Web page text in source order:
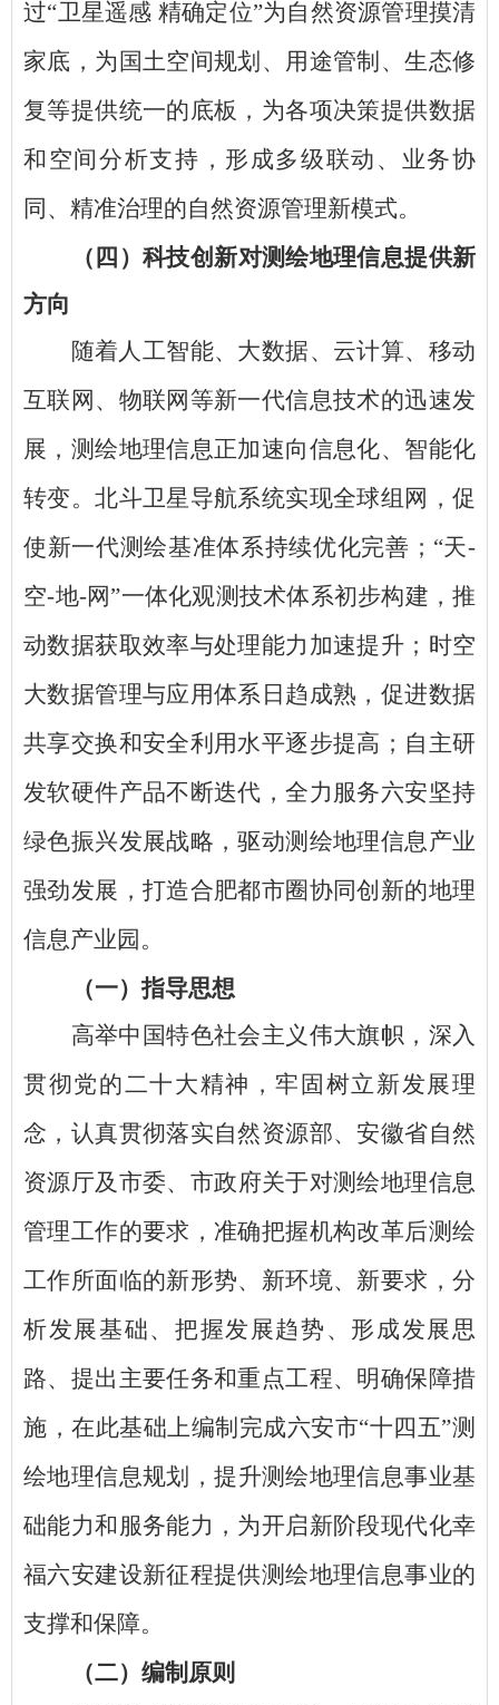
过“卫星遥感 精确定位”为自然资源管理摸清
家底，为国土空间规划、用途管制、生态修
复等提供统一的底板，为各项决策提供数据
和空间分析支持，形成多级联动、业务协
同、精准治理的自然资源管理新模式。
（四）科技创新对测绘地理信息提供新
方向
随着人工智能、大数据、云计算、移动
互联网、物联网等新一代信息技术的迅速发
展，测绘地理信息正加速向信息化、智能化
转变。北斗卫星导航系统实现全球组网，促
使新一代测绘基准体系持续优化完善； “天-
空-地-网”一体化观测技术体系初步构建，推
动数据获取效率与处理能力加速提升；时空
大数据管理与应用体系日趋成熟，促进数据
共享交换和安全利用水平逐步提高；自主研
发软硬件产品不断迭代，全力服务六安坚持
绿色振兴发展战略，驱动测绘地理信息产业
强劲发展，打造合肥都市圈协同创新的地理
信息产业园。
（一）指导思想
高举中国特色社会主义伟大旗帜，深入
贯彻党的二十大精神，牢固树立新发展理
念，认真贯彻落实自然资源部、安徽省自然
资源厅及市委、市政府关于对测绘地理信息
管理工作的要求，准确把握机构改革后测绘
工作所面临的新形势、新环境、新要求，分
析发展基础、把握发展趋势、形成发展思
路、提出主要任务和重点工程、明确保障措
施，在此基础上编制完成六安市“十四五”测
绘地理信息规划，提升测绘地理信息事业基
础能力和服务能力，为开启新阶段现代化幸
福六安建设新征程提供测绘地理信息事业的
支撑和保障。
（二）编制原则